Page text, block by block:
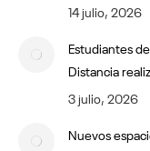
14 julio, 2026
Estudiantes
Distancia
3 julio, 2026
Nuevos